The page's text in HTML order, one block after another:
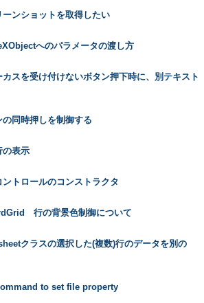
ーンショットを取得したい
Average
へのパラメータの渡し方
Average
カスを受け付けないボタン押下時に、別テキスト
Average
の同時押しを制御する
Average
の表示
Average
ントロールのコンストラクタ
Average
行の背景色制御について
Average
クラスの選択した(複数)行のデータを別の
Average
to set file property
Average